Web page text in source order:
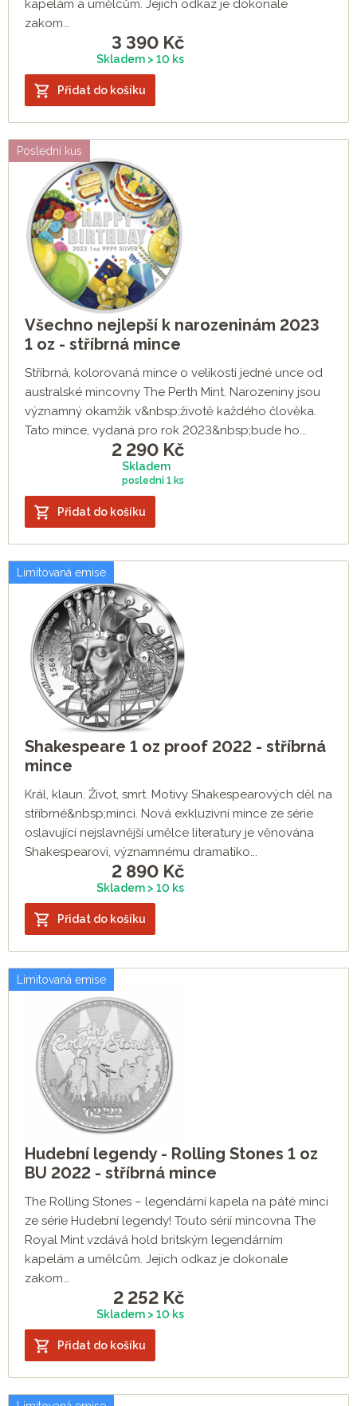
kapelám a umělcům. Jejich odkaz je dokonale
zakom...
3 390 Kč
Skladem > 10 ks
Přidat do košíku
Poslední kus
Všechno nejlepší k narozeninám 2023
1 oz - stříbrná mince
Stříbrná, kolorovaná mince o velikosti jedné unce od
australské mincovny The Perth Mint. Narozeniny jsou
významný okamžik v&nbsp;životě každého člověka.
Tato mince, vydaná pro rok 2023&nbsp;bude ho...
2 290 Kč
Skladem
poslední 1 ks
Přidat do košíku
Limitovaná emise
Shakespeare 1 oz proof 2022 - stříbrná
mince
Král, klaun. Život, smrt. Motivy Shakespearových děl na
stříbrné&nbsp;minci. Nová exkluzivní mince ze série
oslavující nejslavnější umělce literatury je věnována
Shakespearovi, významnému dramatiko...
2 890 Kč
Skladem > 10 ks
Přidat do košíku
Limitovaná emise
Hudební legendy - Rolling Stones 1 oz
BU 2022 - stříbrná mince
The Rolling Stones – legendární kapela na páté minci
ze série Hudební legendy! Touto sérií mincovna The
Royal Mint vzdává hold britským legendárním
kapelám a umělcům. Jejich odkaz je dokonale
zakom...
2 252 Kč
Skladem > 10 ks
Přidat do košíku